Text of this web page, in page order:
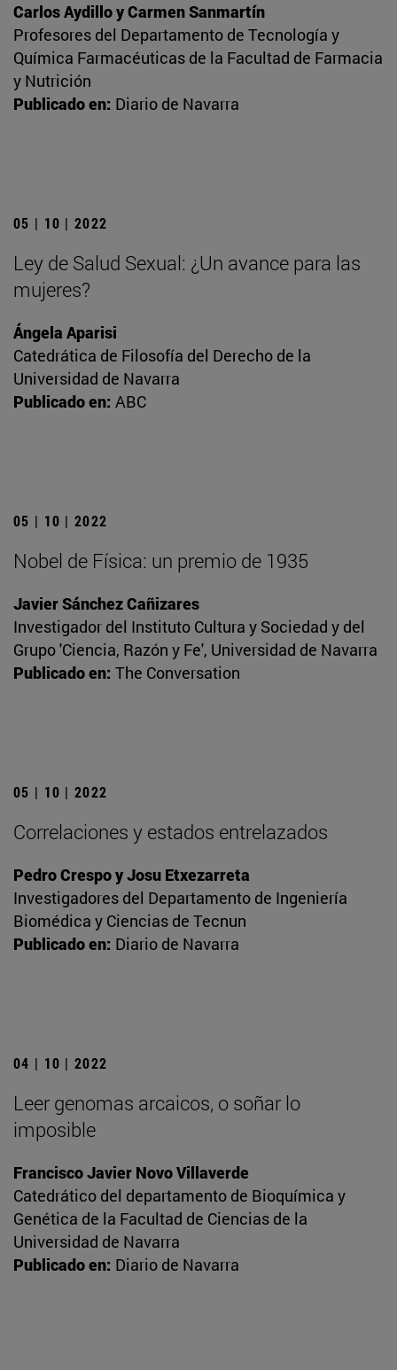
Carlos Aydillo y Carmen Sanmartín
Profesores del Departamento de Tecnología y
Química Farmacéuticas de la Facultad de Farmacia
y Nutrición
Publicado en: Diario de Navarra
05 | 10 | 2022
Ley de Salud Sexual: ¿Un avance para las
mujeres?
Ángela Aparisi
Catedrática de Filosofía del Derecho de la
Universidad de Navarra
Publicado en: ABC
05 | 10 | 2022
Nobel de Física: un premio de 1935
Javier Sánchez Cañizares
Investigador del Instituto Cultura y Sociedad y del
Grupo 'Ciencia, Razón y Fe', Universidad de Navarra
Publicado en: The Conversation
05 | 10 | 2022
Correlaciones y estados entrelazados
Pedro Crespo y Josu Etxezarreta
Investigadores del Departamento de Ingeniería
Biomédica y Ciencias de Tecnun
Publicado en: Diario de Navarra
04 | 10 | 2022
Leer genomas arcaicos, o soñar lo
imposible
Francisco Javier Novo Villaverde
Catedrático del departamento de Bioquímica y
Genética de la Facultad de Ciencias de la
Universidad de Navarra
Publicado en: Diario de Navarra